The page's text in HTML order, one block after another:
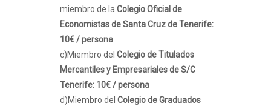
miembro de la Colegio Oficial de
Economistas de Santa Cruz de Tenerife:
10€ / persona
c)Miembro del Colegio de Titulados
Mercantiles y Empresariales de S/C
Tenerife: 10€ / persona
d)Miembro del Colegio de Graduados